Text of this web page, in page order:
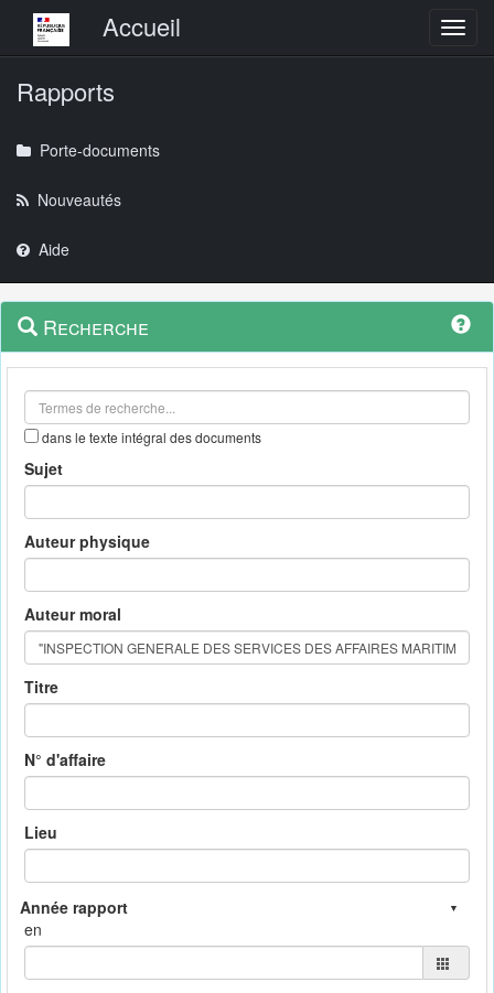
Menu principalAccueil
Rapports
Porte-documents
Nouveautés
Aide
Navigation
outils
Menu
contextuel
Recherche
dans le texte intégral des documents
Sujet
Auteur physique
Auteur moral
Titre
N° d'affaire
Lieu
en